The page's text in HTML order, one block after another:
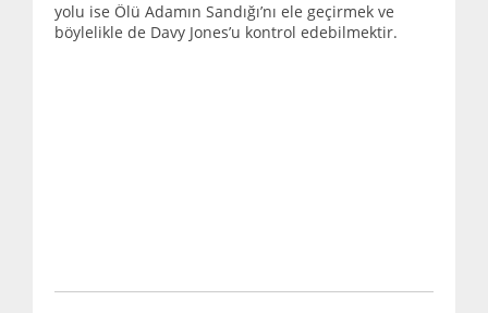
yolu ise Ölü Adamın Sandığı’nı ele geçirmek ve
böylelikle de Davy Jones’u kontrol edebilmektir.